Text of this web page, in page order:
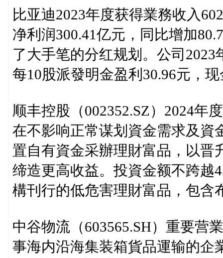
比亚迪2023年度获得業務收入
净利润300.41亿元，同比增加
了大手笔的分红规划。公司
每10股派發明金盈利30.96元，
顺丰控股（002352.SZ）2024年
在不影响正常谋划資金需求及資
置自有資金采辦理財富品，以晋
缔造更高收益。投資金额不跨越
構刊行的低危害理財富品，包含
中谷物流（603565.SH）重要营
事海内沿海集装箱貨品運输的企